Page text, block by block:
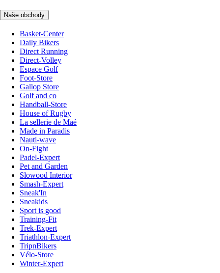
Naše obchody
Basket-Center
Daily Bikers
Direct Running
Direct-Volley
Espace Golf
Foot-Store
Gallop Store
Golf and co
Handball-Store
House of Rugby
La sellerie de Maé
Made in Paradis
Nauti-wave
On-Fight
Padel-Expert
Pet and Garden
Slowood Interior
Smash-Expert
Sneak'In
Sneakids
Sport is good
Training-Fit
Trek-Expert
Triathlon-Expert
TripnBikers
Vélo-Store
Winter-Expert